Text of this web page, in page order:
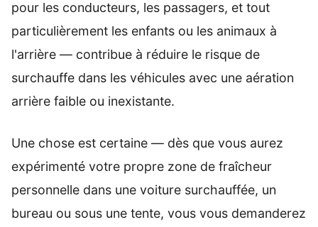
pour les conducteurs, les passagers, et tout
particulièrement les enfants ou les animaux à
l'arrière — contribue à réduire le risque de
surchauffe dans les véhicules avec une aération
arrière faible ou inexistante.
Une chose est certaine — dès que vous aurez
expérimenté votre propre zone de fraîcheur
personnelle dans une voiture surchauffée, un
bureau ou sous une tente, vous vous demanderez